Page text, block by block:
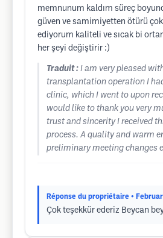
memnunum kaldım süreç
güven ve samimiyetten ötürü
ediyorum kaliteli ve sıcak bi
her şeyi değiştirir :)
Traduit : I am very pleased
transplantation operation I
clinic, which I went to upon
would like to thank you very
trust and sincerity I received
process. A quality and warm
preliminary meeting changes
Réponse du propriétaire •
Çok teşekkür ederiz Beycan